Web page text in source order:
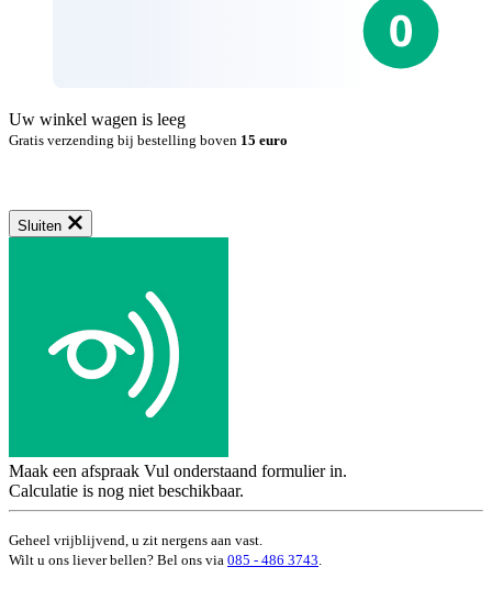
Uw winkel wagen is leeg
Gratis verzending bij bestelling boven 15 euro
Sluiten
Maak een afspraak Vul onderstaand formulier in.
Calculatie is nog niet beschikbaar.
Geheel vrijblijvend, u zit nergens aan vast.
Wilt u ons liever bellen? Bel ons via 085 - 486 3743